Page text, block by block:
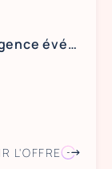
Hôte(sse) d'accueil bilingue - Agence événementielle (matin) (H/F)
L'OFFRE